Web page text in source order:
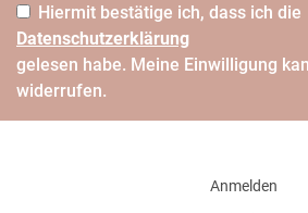
Hiermit bestätige ich, dass ich die
Daten­schutz­erklärung
gelesen habe. Meine Einwilligung
widerrufen.
Anmelden